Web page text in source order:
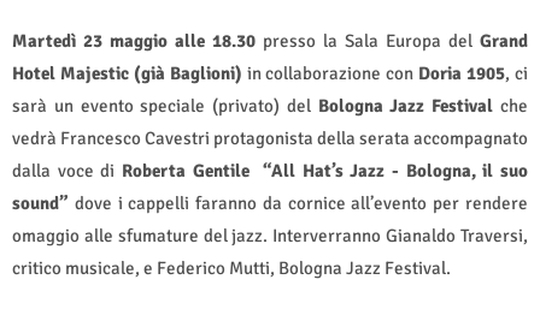
Martedì 23 maggio alle 18.30 presso la Sala Europa del Grand
Hotel Majestic (già Baglioni) in collaborazione con Doria 1905, ci
sarà un evento speciale (privato) del Bologna Jazz Festival che
vedrà Francesco Cavestri protagonista della serata accompagnato
dalla voce di Roberta Gentile
“All Hat’s Jazz - Bologna, il suo
sound” dove i cappelli faranno da cornice all’evento per rendere
omaggio alle sfumature del jazz. Interverranno Gianaldo Traversi,
critico musicale, e Federico Mutti, Bologna Jazz Festival.